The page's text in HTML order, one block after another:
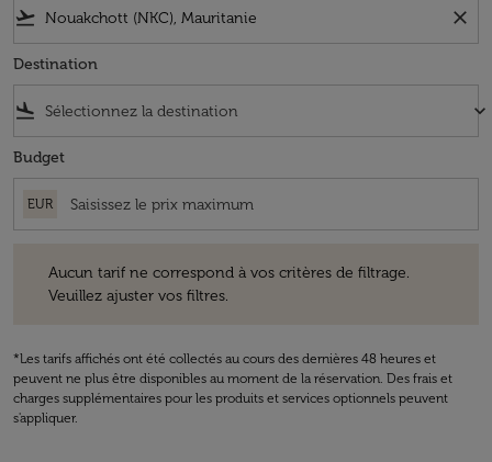
flight_takeoff close
Destination
flight_land keyboard_arrow_down
Budget
EUR
Aucun tarif ne correspond à vos critères de filtrage.
Veuillez ajuster vos filtres.
*Les tarifs affichés ont été collectés au cours des dernières 48 heures et
peuvent ne plus être disponibles au moment de la réservation. Des frais et
charges supplémentaires pour les produits et services optionnels peuvent
s'appliquer.